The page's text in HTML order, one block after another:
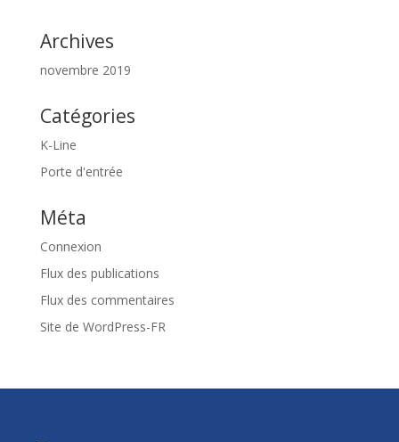
Archives
novembre 2019
Catégories
K-Line
Porte d'entrée
Méta
Connexion
Flux des publications
Flux des commentaires
Site de WordPress-FR